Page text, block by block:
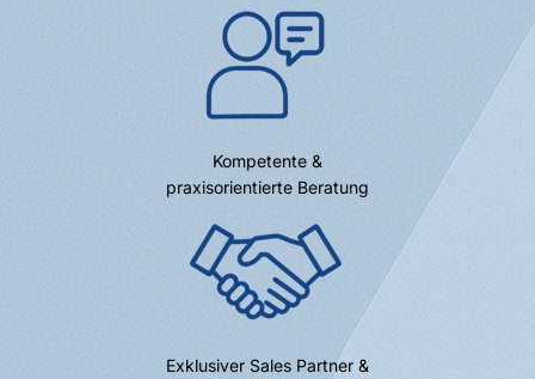
Kompetente &
praxisorientierte Beratung
Exklusiver Sales Partner &